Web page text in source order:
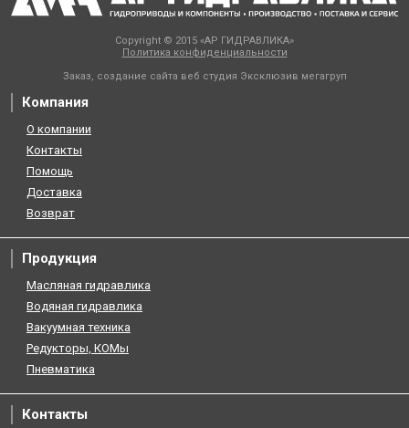
Copyright © 2015 «АР ГИДРАВЛИКА»
Политика конфиденциальности
Заказ, создание сайта веб студия Эксклюзив мегагруп
Компания
О компании
Контакты
Помощь
Доставка
Возврат
Продукция
Масляная гидравлика
Водяная гидравлика
Вакуумная техника
Редукторы, КОМы
Пневматика
Контакты